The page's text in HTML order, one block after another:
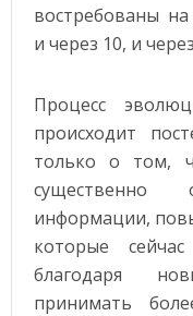
востребованы
и через 10, и
Процесс
происходит
только о том,
существенно
информации,
которые
благодаря
принимать